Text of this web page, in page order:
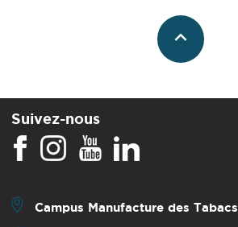
Suivez-nous
Campus Manufacture des Tabacs